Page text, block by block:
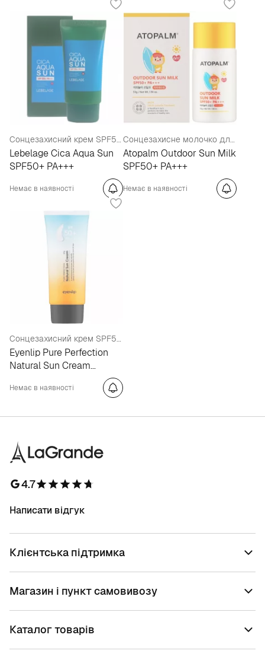
Сонцезахисний крем SPF50+
Lebelage Cica Aqua Sun
SPF50+ PA+++
Немає в наявності
Сонцезахисне молочко для дітей SPF50+
Atopalm Outdoor Sun Milk
SPF50+ PA+++
Немає в наявності
Сонцезахисний крем SPF50+
Eyenlip Pure Perfection
Natural Sun Cream
Немає в наявності
4.7
Написати відгук
Клієнтська підтримка
Магазин і пункт самовивозу
Каталог товарів